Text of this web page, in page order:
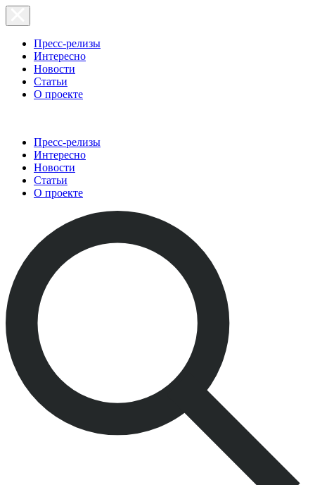
Пресс-релизы
Интересно
Новости
Статьи
О проекте
Пресс-релизы
Интересно
Новости
Статьи
О проекте